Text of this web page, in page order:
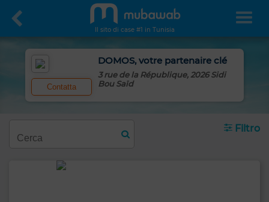
Il sito di case #1 in Tunisia
Contatta
DOMOS, votre partenaire clé
3 rue de la République, 2026 Sidi
Bou Saïd
Filtro